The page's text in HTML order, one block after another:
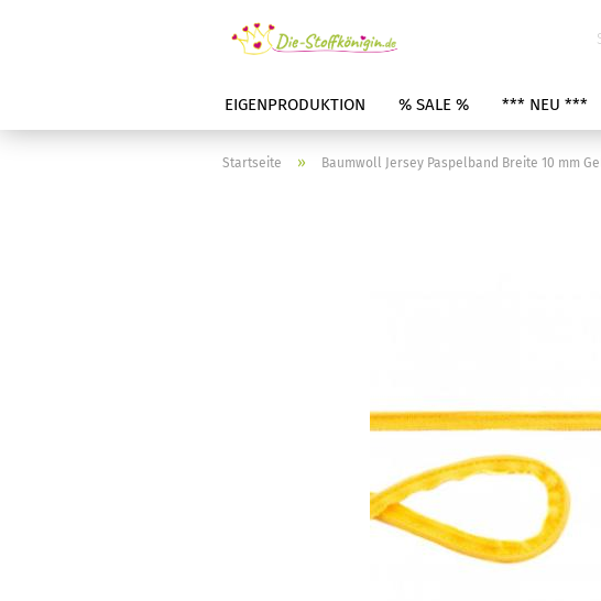
EIGENPRODUKTION % SALE % *** NEU ***
Startseite » Baumwoll Jersey Paspelband Breite 10 mm